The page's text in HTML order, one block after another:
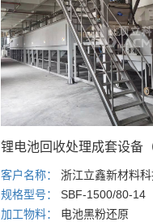
锂电池回收处理成套设备
客户名称：浙江立鑫新材料
规格型号：SBF-1500/80-14
加工物料： 电池黑粉还原